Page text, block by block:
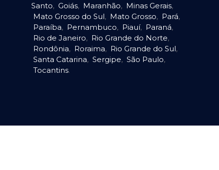
Santo, Goiás, Maranhão, Minas Gerais,
Mato Grosso do Sul, Mato Grosso, Pará,
Paraíba, Pernambuco, Piauí, Paraná,
Rio de Janeiro, Rio Grande do Norte,
Rondônia, Roraima, Rio Grande do Sul,
Santa Catarina, Sergipe, São Paulo,
Tocantins.